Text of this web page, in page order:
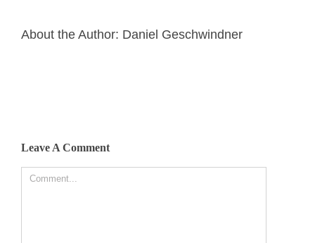
About the Author: Daniel Geschwindner
Leave A Comment